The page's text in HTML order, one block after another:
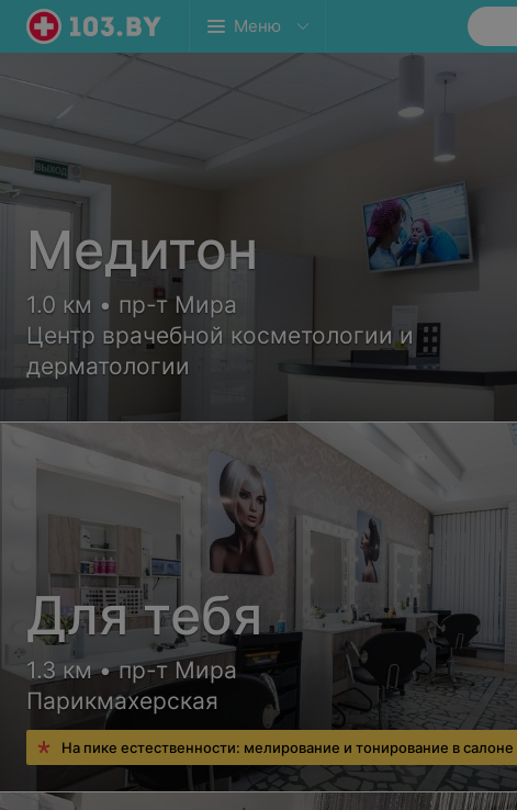
Меню
Медитон
1.0 км • пр-т Мира
Центр врачебной косметологии и
дерматологии
Для тебя
1.3 км • пр-т Мира
Парикмахерская
На пике естественности: мелирование и тонирование в салоне